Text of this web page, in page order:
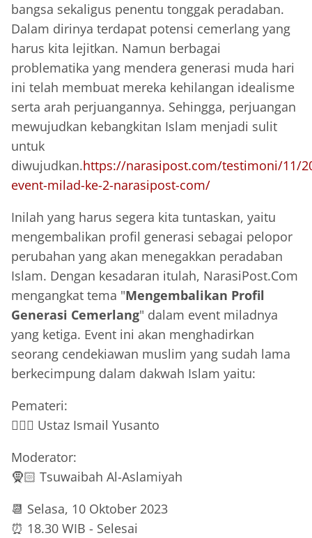
bangsa sekaligus penentu tonggak peradaban.
Dalam dirinya terdapat potensi cemerlang yang
harus kita lejitkan. Namun berbagai
problematika yang mendera generasi muda hari
ini telah membuat mereka kehilangan idealisme
serta arah perjuangannya. Sehingga, perjuangan
mewujudkan kebangkitan Islam menjadi sulit
untuk
diwujudkan.https://narasipost.com/testimoni/11/
event-milad-ke-2-narasipost-com/
Inilah yang harus segera kita tuntaskan, yaitu
mengembalikan profil generasi sebagai pelopor
perubahan yang akan menegakkan peradaban
Islam. Dengan kesadaran itulah, NarasiPost.Com
mengangkat tema "Mengembalikan Profil
Generasi Cemerlang" dalam event miladnya
yang ketiga. Event ini akan menghadirkan
seorang cendekiawan muslim yang sudah lama
berkecimpung dalam dakwah Islam yaitu:
Pemateri:
👳🏻‍♂️ Ustaz Ismail Yusanto
Moderator:
🧕🏻 Tsuwaibah Al-Aslamiyah
📆 Selasa, 10 Oktober 2023
⏰ 18.30 WIB - Selesai